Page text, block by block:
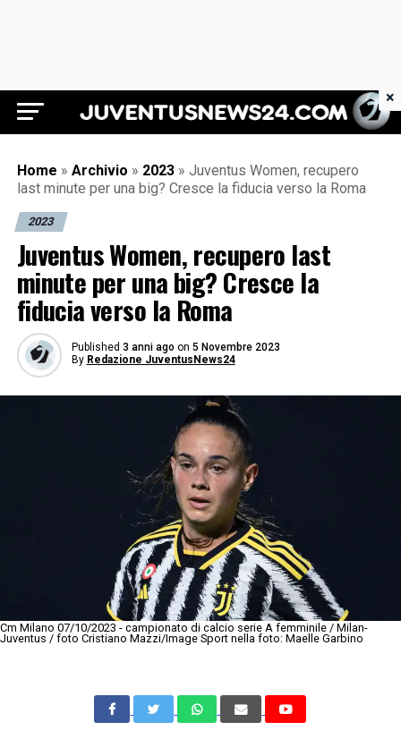
Juventus News 24
Home » Archivio » 2023 » Juventus Women, recupero
last minute per una big? Cresce la fiducia verso la Roma
2023
Juventus Women, recupero last
minute per una big? Cresce la
fiducia verso la Roma
Published 3 anni ago on 5 Novembre 2023
By Redazione JuventusNews24
Cm Milano 07/10/2023 - campionato di calcio serie A femminile / Milan-
Juventus / foto Cristiano Mazzi/Image Sport nella foto: Maelle Garbino
×